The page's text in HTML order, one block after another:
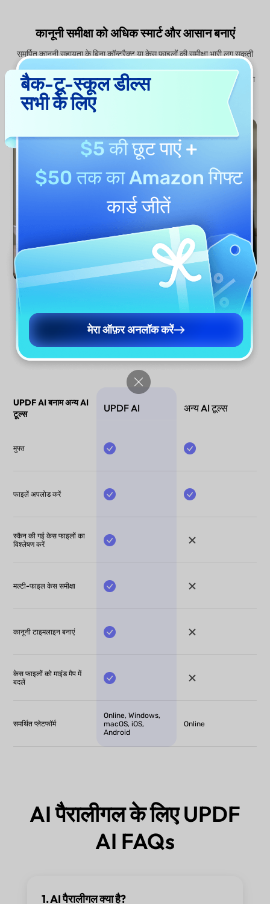
कानूनी समीक्षा को अधिक स्मार्ट और आसान बनाएं
समर्पित कानूनी सहायता के बिना कॉन्ट्रैक्ट या केस फाइलों की समीक्षा भारी लग सकती
है। UPDF AI सटीक शब्दों के बजाय अर्थ समझने के लिए
का उपयोग
करता है, ताकि जब अलग-अलग दस्तावेज़ों में वही मुद्दा अलग तरीकों से व्यक्त किया गया
हो, तब भी आप प्रासंगिक क्लॉज़ जल्दी ढूंढ सकें, जोखिमों को चिन्हित कर सकें और
आत्मविश्वास के साथ आवश्यक मुख्य जानकारी निकाल सकें।
अभी केस विश्लेषण करें
UPDF AI बनाम अन्य AI
टूल्स
UPDF AI अन्य AI टूल्स
मुफ्त
फाइलें अपलोड करें
स्कैन की गई केस फाइलों का
विश्लेषण करें
मल्टी-फाइल केस समीक्षा
कानूनी टाइमलाइन बनाएं
केस फाइलों को माइंड मैप में
बदलें
समर्थित प्लेटफॉर्म
Online, Windows,
macOS, iOS,
Android
Online
AI पैरालीगल के लिए UPDF
AI FAQs
1. AI पैरालीगल क्या है?
बैक-टू-स्कूल डील्स
सभी के लिए
$5 की छूटपाएं +
$50 तक का Amazon गिफ्ट
कार्डजीतें
मेरा ऑफ़र अनलॉक करें